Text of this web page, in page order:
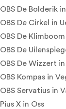
OBS De Bolderik
OBS De Cirkel in
OBS De Klimboom
OBS De
OBS De Wizzert
OBS Kompas in
OBS Servatius in
Pius X in Oss